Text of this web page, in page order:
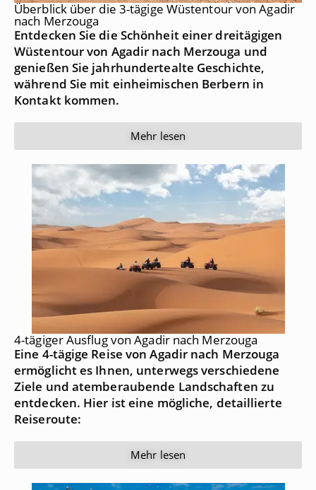
Überblick über die 3-tägige Wüstentour von Agadir
nach Merzouga
Entdecken Sie die Schönheit einer dreitägigen
Wüstentour von Agadir nach Merzouga und
genießen Sie jahrhundertealte Geschichte,
während Sie mit einheimischen Berbern in
Kontakt kommen.
Mehr lesen
4-tägiger Ausflug von Agadir nach Merzouga
Eine 4-tägige Reise von Agadir nach Merzouga
ermöglicht es Ihnen, unterwegs verschiedene
Ziele und atemberaubende Landschaften zu
entdecken. Hier ist eine mögliche, detaillierte
Reiseroute:
Mehr lesen